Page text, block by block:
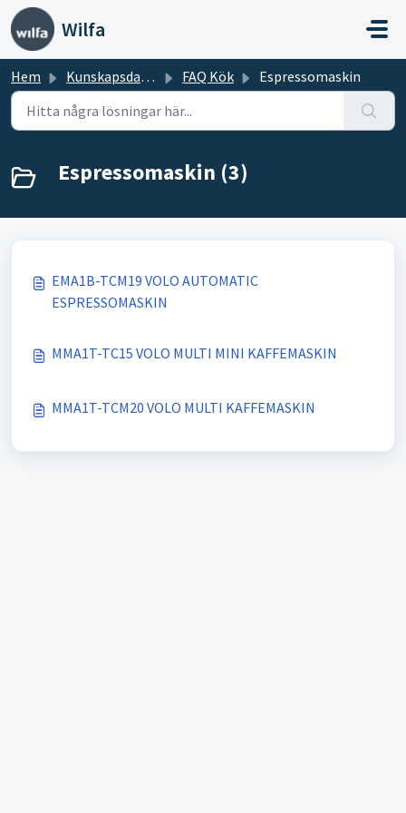
Hoppa över till huvudinnehåll
Wilfa
Hem Kunskapsdatabas FAQ Kök Espressomaskin
Espressomaskin (3)
EMA1B-TCM19 VOLO AUTOMATIC
ESPRESSOMASKIN
MMA1T-TC15 VOLO MULTI MINI KAFFEMASKIN
MMA1T-TCM20 VOLO MULTI KAFFEMASKIN